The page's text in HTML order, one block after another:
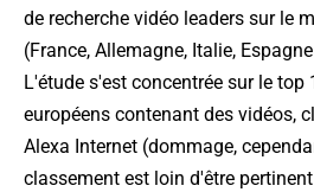
de recherche vidéo leaders sur le
(France, Allemagne, Italie,
L'étude s'est concentrée sur le top
européens contenant des vidéos,
Alexa Internet (dommage,
classement est loin d'être